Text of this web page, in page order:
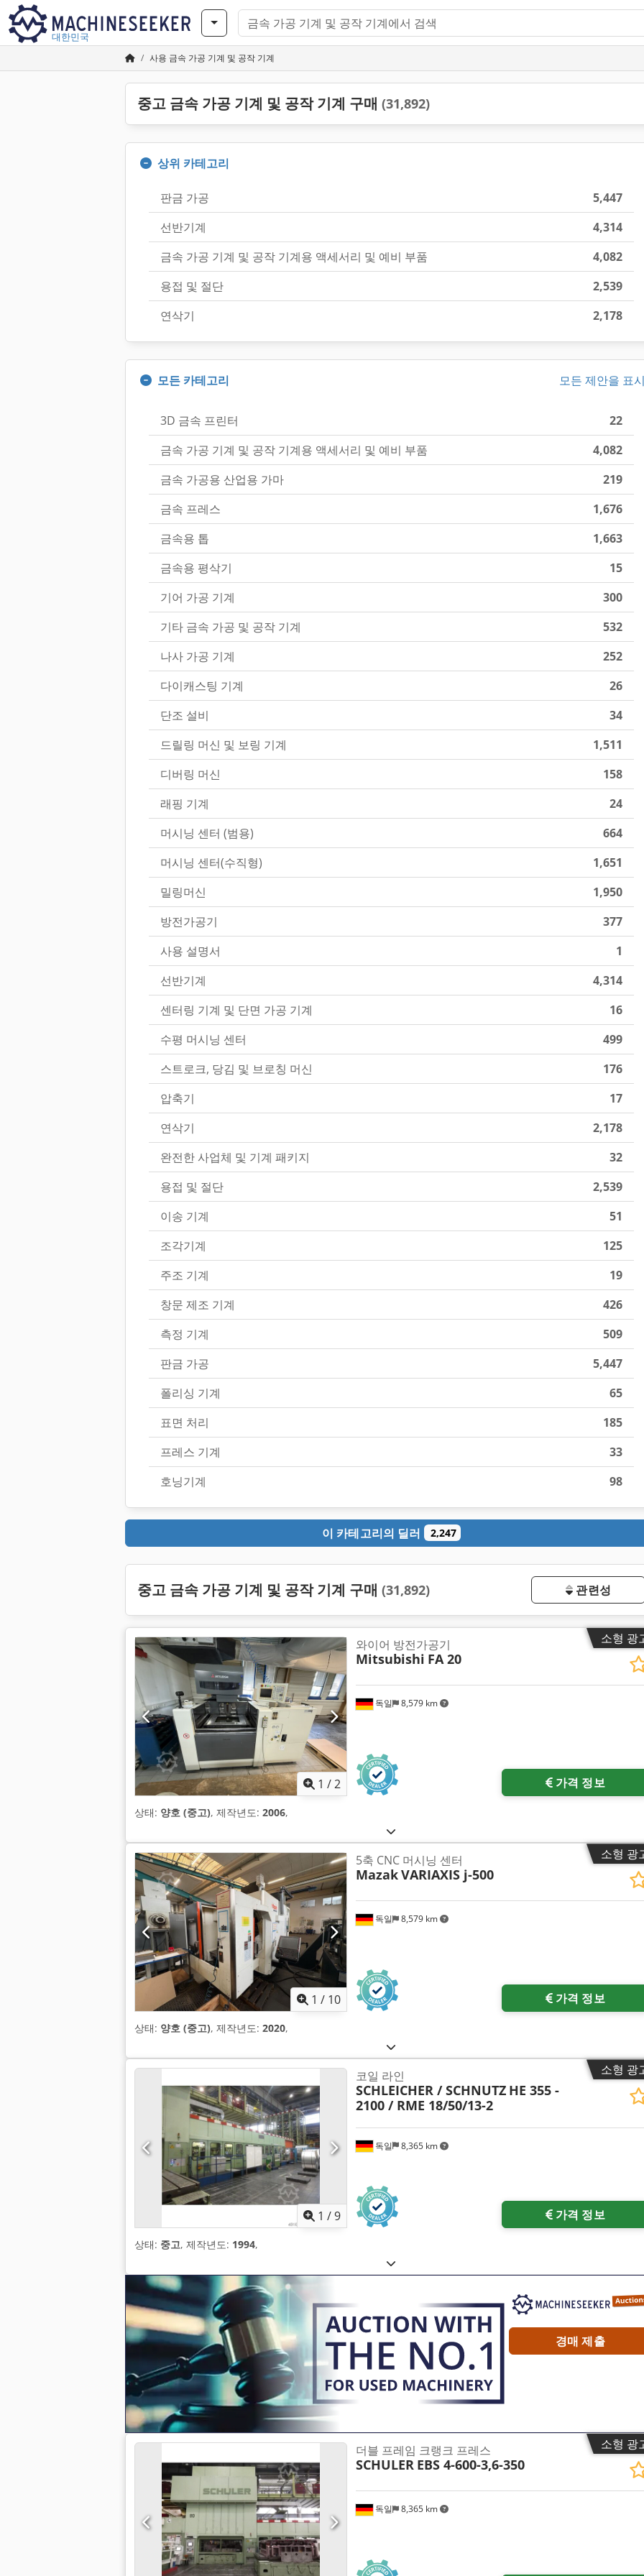
대한민국
사용 금속 가공 기계 및 공작 기계
중고 금속 가공 기계 및 공작 기계 구매 (31,892)
상위 카테고리
판금 가공
5,447
선반기계
4,314
금속 가공 기계 및 공작 기계용 액세서리 및 예비 부품
4,082
용접 및 절단
2,539
연삭기
2,178
모든 카테고리 모든 제안을 표
3D 금속 프린터
22
금속 가공 기계 및 공작 기계용 액세서리 및 예비 부품
4,082
금속 가공용 산업용 가마
219
금속 프레스
1,676
금속용 톱
1,663
금속용 평삭기
15
기어 가공 기계
300
기타 금속 가공 및 공작 기계
532
나사 가공 기계
252
다이캐스팅 기계
26
단조 설비
34
드릴링 머신 및 보링 기계
1,511
디버링 머신
158
래핑 기계
24
머시닝 센터 (범용)
664
머시닝 센터(수직형)
1,651
밀링머신
1,950
방전가공기
377
사용 설명서
1
선반기계
4,314
센터링 기계 및 단면 가공 기계
16
수평 머시닝 센터
499
스트로크, 당김 및 브로칭 머신
176
압축기
17
연삭기
2,178
완전한 사업체 및 기계 패키지
32
용접 및 절단
2,539
이송 기계
51
조각기계
125
주조 기계
19
창문 제조 기계
426
측정 기계
509
판금 가공
5,447
폴리싱 기계
65
표면 처리
185
프레스 기계
33
호닝기계
98
이 카테고리의 딜러 2,247
중고 금속 가공 기계 및 공작 기계 구매 (31,892) 관련성
소형 광
1 /2
독일 8,579 km
와이어 방전가공기
Mitsubishi FA 20
가격 정보
상태: 양호 (중고), 제작년도: 2006,
소형 광
1 / 10
독일 8,579 km
5축 CNC 머시닝 센터
MazakVARIAXIS j-500
가격 정보
상태: 양호 (중고), 제작년도: 2020,
소형 광
1 /9
독일 8,365 km
코일 라인
SCHLEICHER / SCHNUTZ HE 355 -
2100 / RME 18/50/13-2
가격 정보
상태: 중고, 제작년도: 1994,
경매 제출
소형 광
독일 8,365 km
더블 프레임 크랭크 프레스
SCHULER EBS 4-600-3,6-350